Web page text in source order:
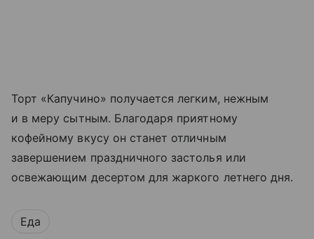
Торт «Капучино» получается легким, нежным
и в меру сытным. Благодаря приятному
кофейному вкусу он станет отличным
завершением праздничного застолья или
освежающим десертом для жаркого летнего дня.
Еда